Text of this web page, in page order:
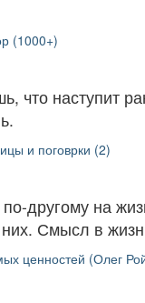
(1000+)
что наступит
и поговрки (2)
другому на
Смысл в
ценностей (Олег